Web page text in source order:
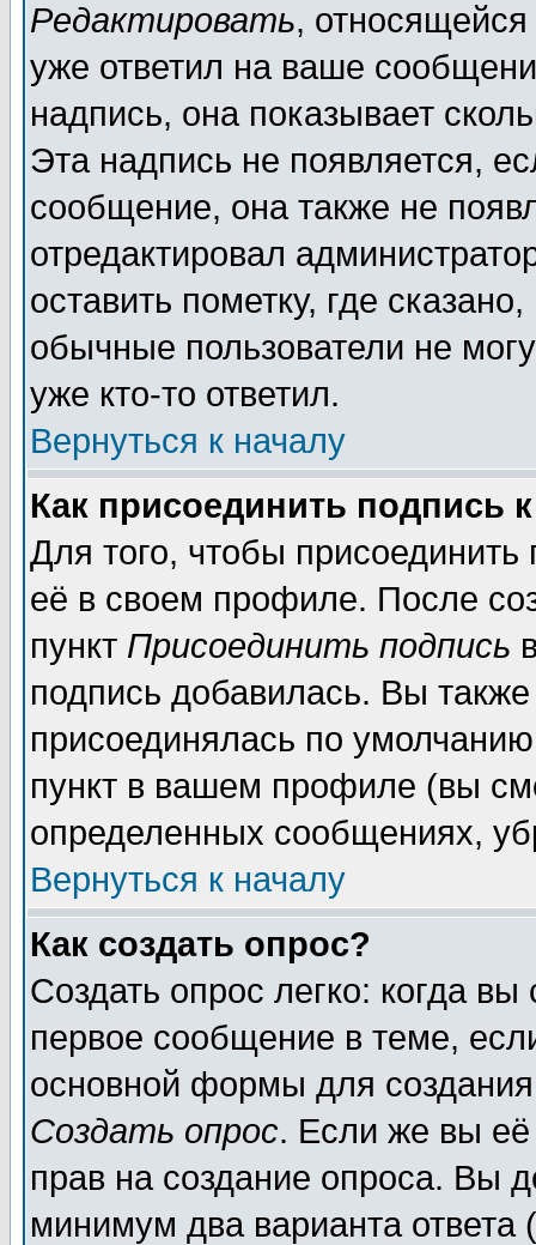
Редактировать,
уже ответил на ваше
надпись, она показывает
Эта надпись не появляется,
сообщение, она также не
отредактировал
оставить пометку, где
обычные пользователи не
уже кто-то ответил.
Вернуться к началу
Как присоединить подпись
Для того, чтобы
её в своем профиле. После
пункт Присоединить подпись
подпись добавилась. Вы
присоединялась по
пункт в вашем профиле (вы
определенных сообщениях,
Вернуться к началу
Как создать опрос?
Создать опрос легко: когда
первое сообщение в теме,
основной формы для
Создать опрос. Если же вы её
прав на создание опроса. Вы
минимум два варианта ответа